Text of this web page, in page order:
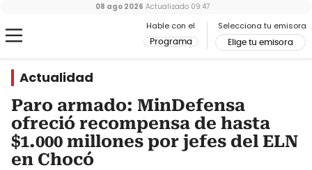
Hable con el
Programa
Selecciona tu emisora
Elige tu emisora
08 ago 2026 Actualizado 09:47
Actualidad
Paro armado: MinDefensa
ofreció recompensa de hasta
$1.000 millones por jefes del ELN
en Chocó